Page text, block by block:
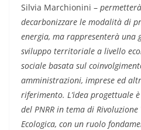
Silvia Marchionini –
decarbonizzare le modalità di
energia, ma rappresenterà
sviluppo territoriale a livello
sociale basata sul
amministrazioni, imprese ed
riferimento. L’idea progettuale
del PNRR in tema di
Ecologica, con un ruolo